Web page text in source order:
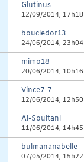
Glutinus
12/09/2014, 17h18
boucledor13
24/06/2014, 23h04
mimo18
20/06/2014, 10h16
Vince7-7
12/06/2014, 12h50
Al-Soultani
11/06/2014, 14h45
bulmananabelle
07/05/2014, 15h22